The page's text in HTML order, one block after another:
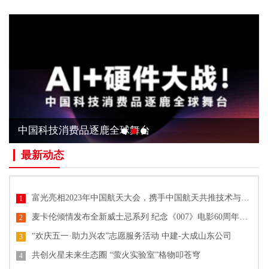
中国科技消费品逐鹿全球舞台
最新动态
1
2
3 “欢庆五一·助力兴农”志愿服务活动 中建-大成山东公司
4 共创火星未来生态圈 “萤火实验室”格物叩苍穹